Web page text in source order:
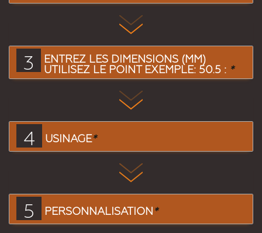
3
ENTREZ LES DIMENSIONS (MM)
UTILISEZ LE POINT EXEMPLE: 50.5 : *
4 USINAGE*
5 PERSONNALISATION*